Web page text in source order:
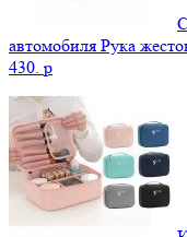
автомобиля Рука
430. p